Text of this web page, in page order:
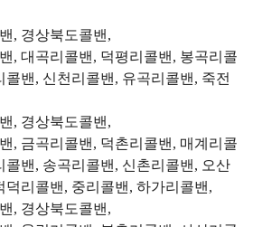
, 경상북도콜밴,
, 대곡리콜밴, 덕평리콜밴, 봉곡리콜
콜밴, 신천리콜밴, 유곡리콜밴, 죽전
, 경상북도콜밴,
, 금곡리콜밴, 덕촌리콜밴, 매계리콜
콜밴, 송곡리콜밴, 신촌리콜밴, 오산
덕리콜밴, 중리콜밴, 하가리콜밴,
, 경상북도콜밴,